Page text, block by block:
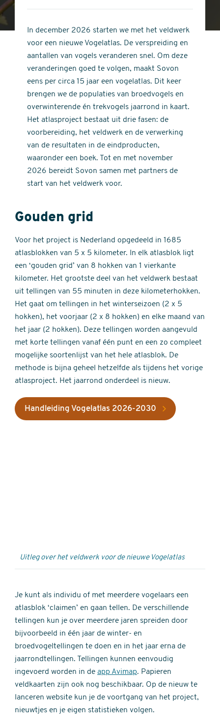
stars
of
stars
In december 2026 starten we met het veldwerk
voor een nieuwe Vogelatlas. De verspreiding en
aantallen van vogels veranderen snel. Om deze
veranderingen goed te volgen, maakt Sovon
eens per circa 15 jaar een vogelatlas. Dit keer
brengen we de populaties van broedvogels en
overwinterende én trekvogels jaarrond in kaart.
Het atlasproject bestaat uit drie fasen: de
voorbereiding, het veldwerk en de verwerking
van de resultaten in de eindproducten,
waaronder een boek. Tot en met november
2026 bereidt Sovon samen met partners de
start van het veldwerk voor.
Gouden grid
Voor het project is Nederland opgedeeld in 1685
atlasblokken van 5 x 5 kilometer. In elk atlasblok ligt
een ‘gouden grid’ van 8 hokken van 1 vierkante
kilometer. Het grootste deel van het veldwerk bestaat
uit tellingen van 55 minuten in deze kilometerhokken.
Het gaat om tellingen in het winterseizoen (2 x 5
hokken), het voorjaar (2 x 8 hokken) en elke maand van
het jaar (2 hokken). Deze tellingen worden aangevuld
met korte tellingen vanaf één punt en een zo compleet
mogelijke soortenlijst van het hele atlasblok. De
methode is bijna geheel hetzelfde als tijdens het vorige
atlasproject. Het jaarrond onderdeel is nieuw.
Handleiding Vogelatlas 2026-2030
Uitleg over het veldwerk voor de nieuwe Vogelatlas
Je kunt als individu of met meerdere vogelaars een
atlasblok ‘claimen’ en gaan tellen. De verschillende
tellingen kun je over meerdere jaren spreiden door
bijvoorbeeld in één jaar de winter- en
broedvogeltellingen te doen en in het jaar erna de
jaarrondtellingen. Tellingen kunnen eenvoudig
ingevoerd worden in de app Avimap. Papieren
veldkaarten zijn ook nog beschikbaar. Op de nieuw te
lanceren website kun je de voortgang van het project,
nieuwtjes en je eigen statistieken volgen.